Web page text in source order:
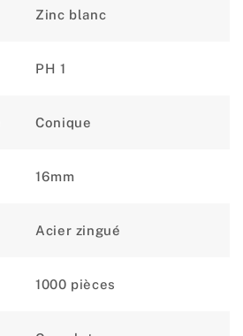
Zinc blanc
PH 1
Conique
16mm
Acier zingué
1000 pièces